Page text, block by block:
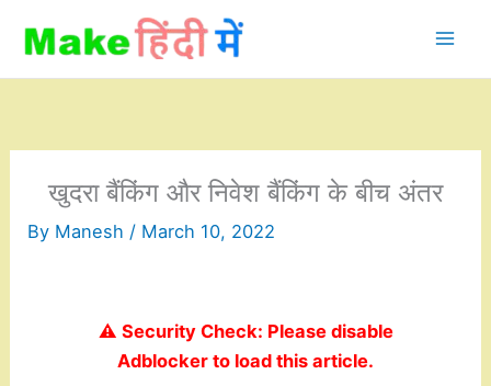
content
खुदरा बैंकिंग और निवेश बैंकिंग के बीच अंतर
By Manesh / March 10, 2022
⚠️ Security Check: Please disable
Adblocker to load this article.